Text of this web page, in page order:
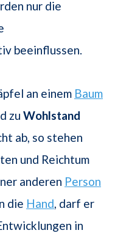
nur die
beeinflussen.
an einem Baum
zu Wohlstand
ab, so stehen
und Reichtum
anderen Person
die Hand , darf er
in